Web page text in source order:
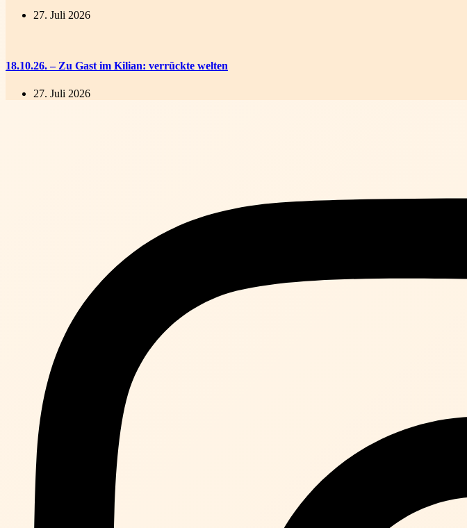
27. Juli 2026
18.10.26. – Zu Gast im Kilian: verrückte welten
27. Juli 2026